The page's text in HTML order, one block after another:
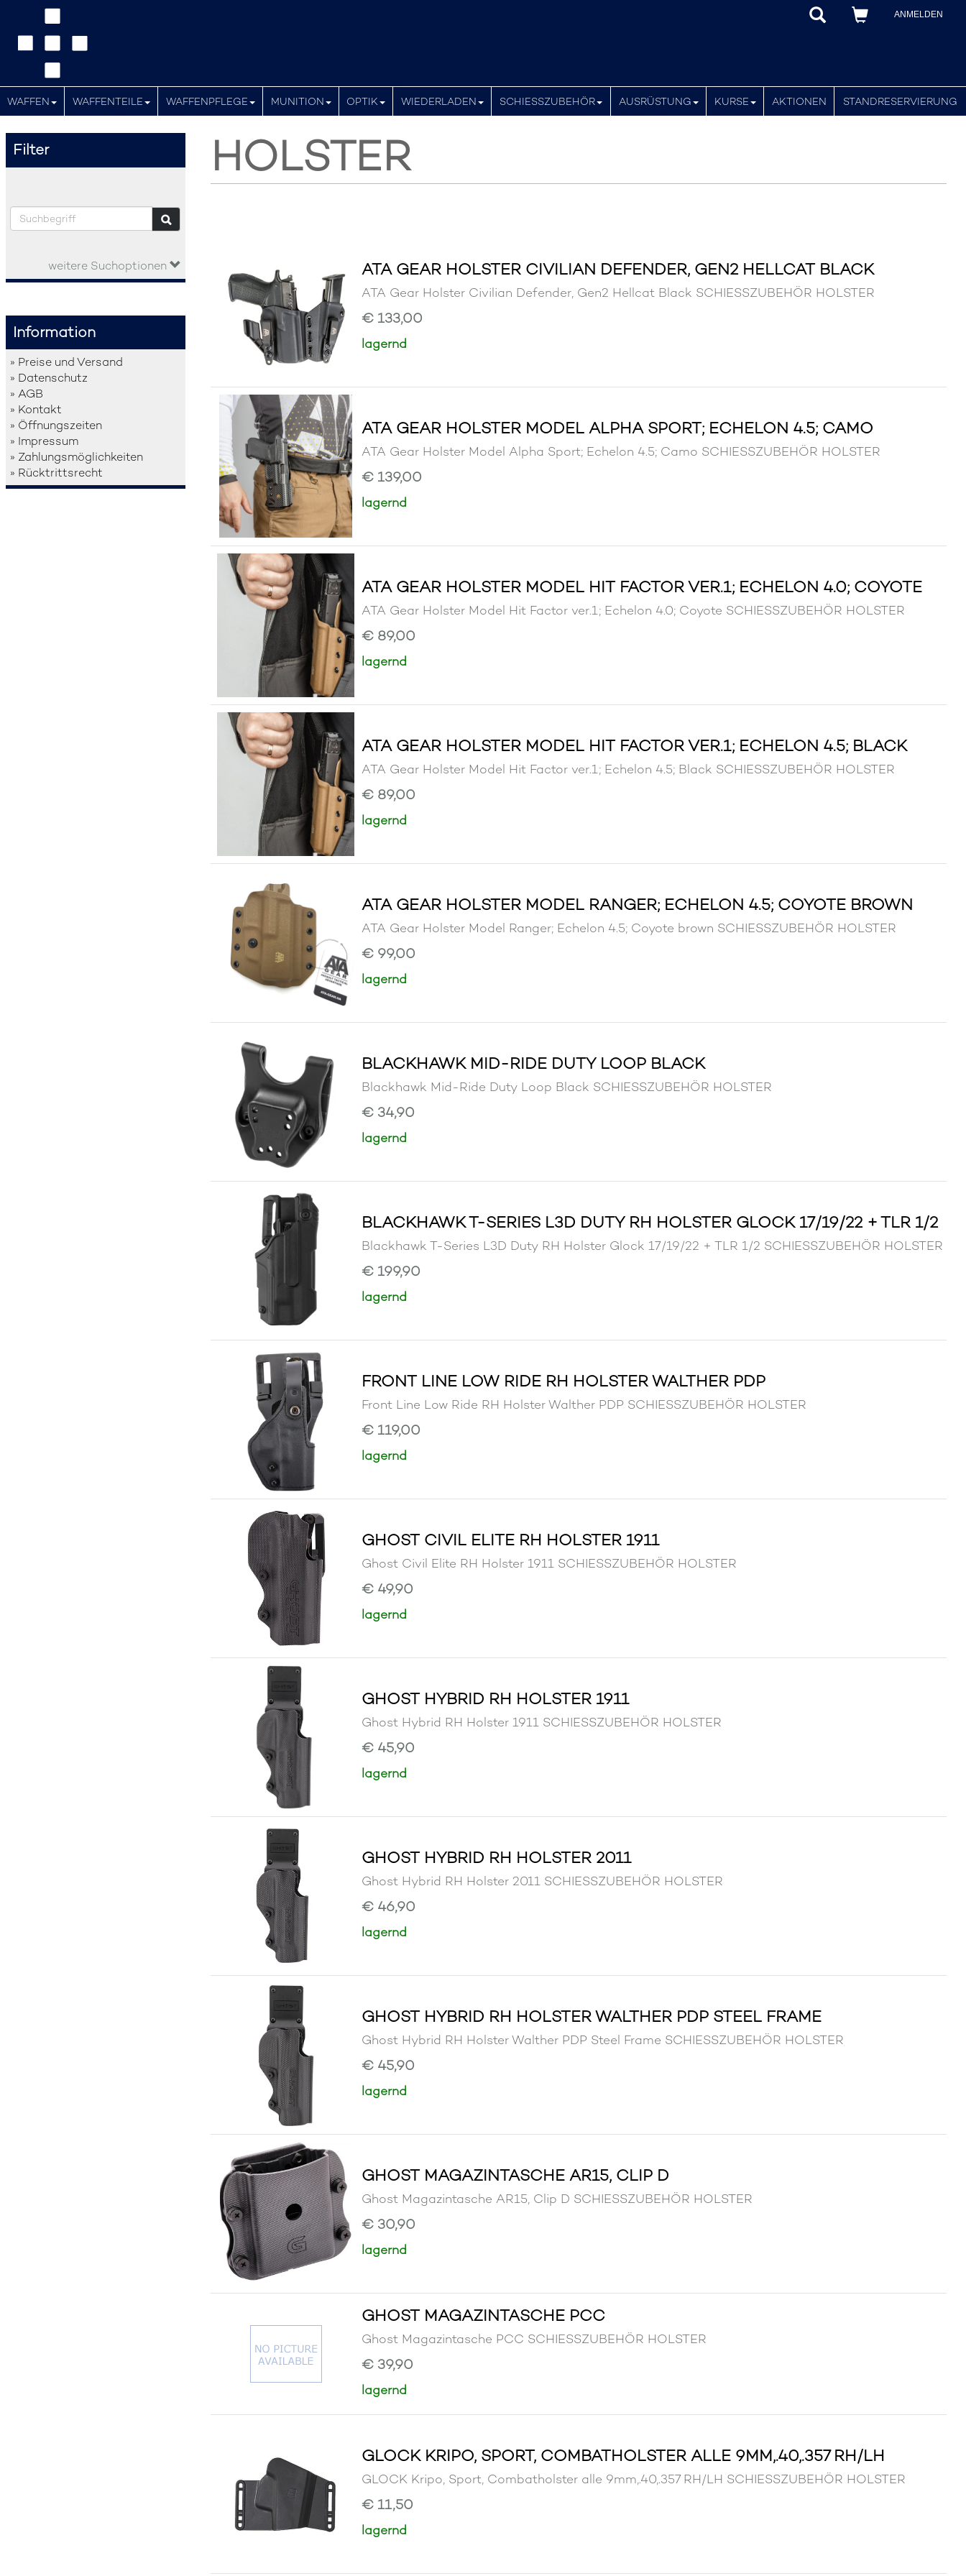
ANMELDEN
WAFFEN WAFFENTEILE WAFFENPFLEGE MUNITION OPTIK WIEDERLADEN SCHIESSZUBEHÖR AUSRÜSTUNG KURSE AKTIONEN STANDRESERVIERUNG
Filter
weitere Suchoptionen
Information
» Preise und Versand
» Datenschutz
» AGB
» Kontakt
» Öffnungszeiten
» Impressum
» Zahlungsmöglichkeiten
» Rücktrittsrecht
HOLSTER
ATA GEAR HOLSTER CIVILIAN DEFENDER, GEN2 HELLCAT BLACK
ATA Gear Holster Civilian Defender, Gen2 Hellcat Black SCHIESSZUBEHÖR HOLSTER
€ 133,00
lagernd
ATA GEAR HOLSTER MODEL ALPHA SPORT; ECHELON 4.5; CAMO
ATA Gear Holster Model Alpha Sport; Echelon 4.5; Camo SCHIESSZUBEHÖR HOLSTER
€ 139,00
lagernd
ATA GEAR HOLSTER MODEL HIT FACTOR VER.1; ECHELON 4.0; COYOTE
ATA Gear Holster Model Hit Factor ver.1; Echelon 4.0; Coyote SCHIESSZUBEHÖR HOLSTER
€ 89,00
lagernd
ATA GEAR HOLSTER MODEL HIT FACTOR VER.1; ECHELON 4.5; BLACK
ATA Gear Holster Model Hit Factor ver.1; Echelon 4.5; Black SCHIESSZUBEHÖR HOLSTER
€ 89,00
lagernd
ATA GEAR HOLSTER MODEL RANGER; ECHELON 4.5; COYOTE BROWN
ATA Gear Holster Model Ranger; Echelon 4.5; Coyote brown SCHIESSZUBEHÖR HOLSTER
€ 99,00
lagernd
BLACKHAWK MID-RIDE DUTY LOOP BLACK
Blackhawk Mid-Ride Duty Loop Black SCHIESSZUBEHÖR HOLSTER
€ 34,90
lagernd
BLACKHAWK T-SERIES L3D DUTY RH HOLSTER GLOCK 17/19/22 + TLR 1/2
Blackhawk T-Series L3D Duty RH Holster Glock 17/19/22 + TLR 1/2 SCHIESSZUBEHÖR HOLSTER
€ 199,90
lagernd
FRONT LINE LOW RIDE RH HOLSTER WALTHER PDP
Front Line Low Ride RH Holster Walther PDP SCHIESSZUBEHÖR HOLSTER
€ 119,00
lagernd
GHOST CIVIL ELITE RH HOLSTER 1911
Ghost Civil Elite RH Holster 1911 SCHIESSZUBEHÖR HOLSTER
€ 49,90
lagernd
GHOST HYBRID RH HOLSTER 1911
Ghost Hybrid RH Holster 1911 SCHIESSZUBEHÖR HOLSTER
€ 45,90
lagernd
GHOST HYBRID RH HOLSTER 2011
Ghost Hybrid RH Holster 2011 SCHIESSZUBEHÖR HOLSTER
€ 46,90
lagernd
GHOST HYBRID RH HOLSTER WALTHER PDP STEEL FRAME
Ghost Hybrid RH Holster Walther PDP Steel Frame SCHIESSZUBEHÖR HOLSTER
€ 45,90
lagernd
GHOST MAGAZINTASCHE AR15, CLIP D
Ghost Magazintasche AR15, Clip D SCHIESSZUBEHÖR HOLSTER
€ 30,90
lagernd
GHOST MAGAZINTASCHE PCC
Ghost Magazintasche PCC SCHIESSZUBEHÖR HOLSTER
€ 39,90
lagernd
GLOCK KRIPO, SPORT, COMBATHOLSTER ALLE 9MM,.40,.357 RH/LH
GLOCK Kripo, Sport, Combatholster alle 9mm,.40,.357 RH/LH SCHIESSZUBEHÖR HOLSTER
€ 11,50
lagernd